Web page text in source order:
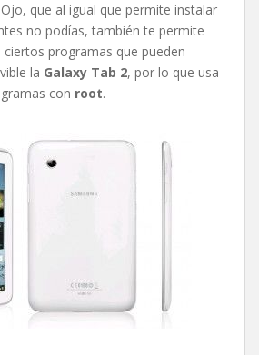
que al igual que permite instalar
no podías, también te permite
programas que pueden
la Galaxy Tab 2, por lo que usa
con root.